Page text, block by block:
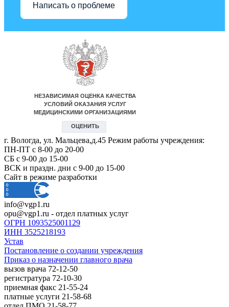
Написать о проблеме
г. Вологда, ул. Мальцева,д.45 Режим работы учреждения:
ПН-ПТ с 8-00 до 20-00
СБ с 9-00 до 15-00
ВСК и праздн. дни с 9-00 до 15-00
Сайт в режиме разработки
info@vgp1.ru
opu@vgp1.ru - отдел платных услуг
ОГРН 1093525001129
ИНН 3525218193
Устав
Постановление о создании учреждения
Приказ о назначении главного врача
вызов врача 72-12-50
регистратура 72-10-30
приемная факс 21-55-24
платные услуги 21-58-68